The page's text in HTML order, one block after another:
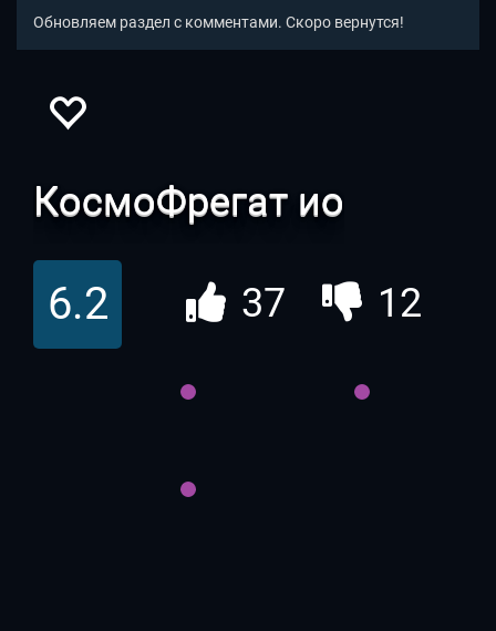
Обновляем раздел с комментами. Скоро вернутся!
КосмоФрегат ио
6.2 37 12